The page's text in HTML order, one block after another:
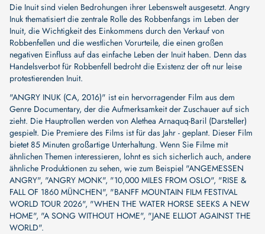
Die Inuit sind vielen Bedrohungen ihrer Lebenswelt ausgesetzt. Angry
Inuk thematisiert die zentrale Rolle des Robbenfangs im Leben der
Inuit, die Wichtigkeit des Einkommens durch den Verkauf von
Robbenfellen und die westlichen Vorurteile, die einen großen
negativen Einfluss auf das einfache Leben der Inuit haben. Denn das
Handelsverbot für Robbenfell bedroht die Existenz der oft nur leise
protestierenden Inuit.
"ANGRY INUK (CA, 2016)" ist ein hervorragender Film aus dem
Genre Documentary, der die Aufmerksamkeit der Zuschauer auf sich
zieht. Die Hauptrollen werden von Alethea Arnaquq-Baril (Darsteller)
gespielt. Die Premiere des Films ist für das Jahr - geplant. Dieser Film
bietet 85 Minuten großartige Unterhaltung. Wenn Sie Filme mit
ähnlichen Themen interessieren, lohnt es sich sicherlich auch, andere
ähnliche Produktionen zu sehen, wie zum Beispiel "ANGEMESSEN
ANGRY", "ANGRY MONK", "10,000 MILES FROM OSLO", "RISE &
FALL OF 1860 MÜNCHEN", "BANFF MOUNTAIN FILM FESTIVAL
WORLD TOUR 2026", "WHEN THE WATER HORSE SEEKS A NEW
HOME", "A SONG WITHOUT HOME", "JANE ELLIOT AGAINST THE
WORLD".